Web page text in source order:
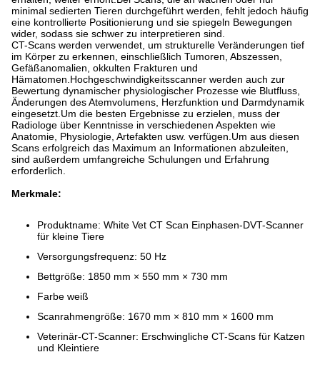
minimal sedierten Tieren durchgeführt werden, fehlt jedoch häufig
eine kontrollierte Positionierung und sie spiegeln Bewegungen
wider, sodass sie schwer zu interpretieren sind.
CT-Scans werden verwendet, um strukturelle Veränderungen tief
im Körper zu erkennen, einschließlich Tumoren, Abszessen,
Gefäßanomalien, okkulten Frakturen und
Hämatomen.Hochgeschwindigkeitsscanner werden auch zur
Bewertung dynamischer physiologischer Prozesse wie Blutfluss,
Änderungen des Atemvolumens, Herzfunktion und Darmdynamik
eingesetzt.Um die besten Ergebnisse zu erzielen, muss der
Radiologe über Kenntnisse in verschiedenen Aspekten wie
Anatomie, Physiologie, Artefakten usw. verfügen.Um aus diesen
Scans erfolgreich das Maximum an Informationen abzuleiten,
sind außerdem umfangreiche Schulungen und Erfahrung
erforderlich.
Merkmale:
Produktname: White Vet CT Scan Einphasen-DVT-Scanner
für kleine Tiere
Versorgungsfrequenz: 50 Hz
Bettgröße: 1850 mm × 550 mm × 730 mm
Farbe weiß
Scanrahmengröße: 1670 mm × 810 mm × 1600 mm
Veterinär-CT-Scanner: Erschwingliche CT-Scans für Katzen
und Kleintiere